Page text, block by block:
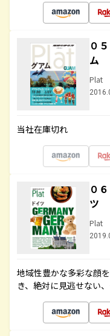
０
ム
Plat
当社在庫切れ
０
ツ
Plat
地域性豊かな多彩な顔
き、絶対に見逃せない